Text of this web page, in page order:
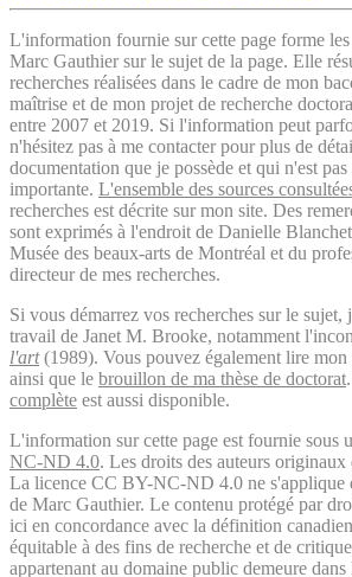
L'information fournie sur cette page forme les
Marc Gauthier sur le sujet de la page. Elle
recherches réalisées dans le cadre de mon
maîtrise et de mon projet de recherche
entre 2007 et 2019. Si l'information peut
n'hésitez pas à me contacter pour plus de
documentation que je possède et qui n'est
importante. L'ensemble des sources
recherches est décrite sur mon site. Des
sont exprimés à l'endroit de Danielle
Musée des beaux-arts de Montréal et du
directeur de mes recherches.
Si vous démarrez vos recherches sur le sujet,
travail de Janet M. Brooke, notamment
l'art(1989). Vous pouvez également lire mon
ainsi que le brouillon de ma thèse de doctorat
complète est aussi disponible.
L'information sur cette page est fournie sous
NC-ND 4.0. Les droits des auteurs originaux
La licence CC BY-NC-ND 4.0 ne s'applique
de Marc Gauthier. Le contenu protégé par
ici en concordance avec la définition
équitable à des fins de recherche et de
appartenant au domaine public demeure